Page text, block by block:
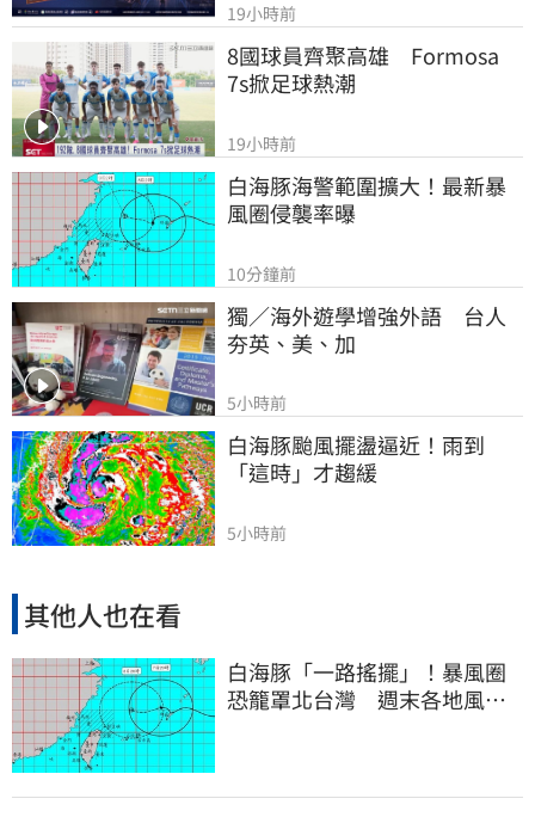
19小時前
8國球員齊聚高雄　Formosa
7s掀足球熱潮
19小時前
白海豚海警範圍擴大！最新暴
風圈侵襲率曝
10分鐘前
獨／海外遊學增強外語　台人
夯英、美、加
5小時前
白海豚颱風擺盪逼近！雨到
「這時」才趨緩
5小時前
其他人也在看
白海豚「一路搖擺」！暴風圈
恐籠罩北台灣 週末各地風雨